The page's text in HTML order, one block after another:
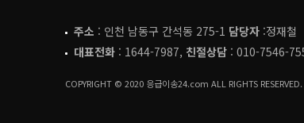
주소 : 인천 남동구 간석동 275-1 담당자 :정재철
대표전화 : 1644-7987, 친절상담 : 010-7546-
COPYRIGHT © 2020 응급이송24.com ALL RIGHTS